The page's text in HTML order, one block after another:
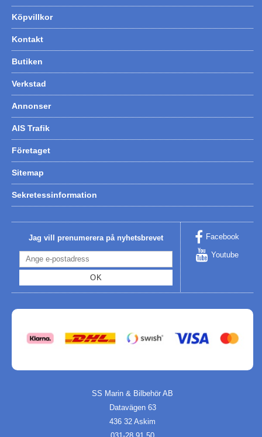
Köpvillkor
Kontakt
Butiken
Verkstad
Annonser
AIS Trafik
Företaget
Sitemap
Sekretessinformation
Jag vill prenumerera på nyhetsbrevet
OK
Facebook
Youtube
SS Marin & Bilbehör AB
Datavägen 63
436 32 Askim